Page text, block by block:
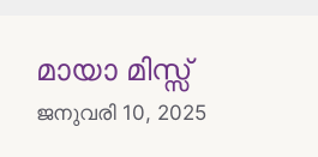
മായാ മിസ്സ്
ജനുവരി 10, 2025